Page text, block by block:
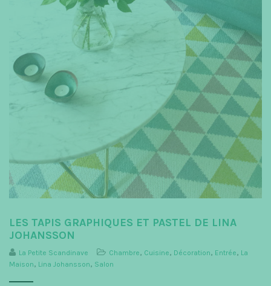
LES TAPIS GRAPHIQUES ET PASTEL DE LINA
JOHANSSON
La Petite Scandinave Chambre, Cuisine, Décoration, Entrée, La
Maison, Lina Johansson, Salon